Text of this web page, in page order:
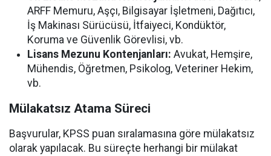
ARFF Memuru, Aşçı, Bilgisayar İşletmeni, Dağıtıcı,
İş Makinası Sürücüsü, İtfaiyeci, Kondüktör,
Koruma ve Güvenlik Görevlisi, vb.
Lisans Mezunu Kontenjanları: Avukat, Hemşire,
Mühendis, Öğretmen, Psikolog, Veteriner Hekim,
vb.
Mülakatsız Atama Süreci
Başvurular, KPSS puan sıralamasına göre mülakatsız
olarak yapılacak. Bu süreçte herhangi bir mülakat